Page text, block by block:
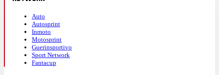
Auto
Autosprint
Inmoto
Motosprint
Guerinsportivo
Sport Network
Fantacup